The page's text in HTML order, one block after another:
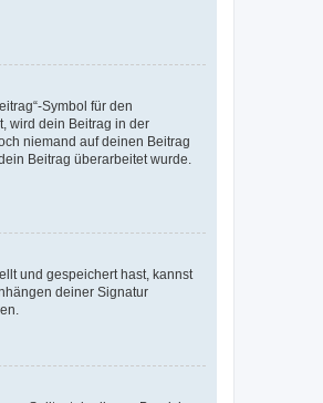
Symbol für den
wird dein Beitrag in der
niemand auf deinen Beitrag
Beitrag überarbeitet wurde.
und gespeichert hast, kannst
deiner Signatur